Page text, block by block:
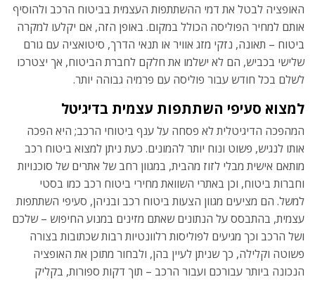
האופציה לבטל את דמי ההשתתפות העצמית בביטוח הרכב ולהוסיף
אותם למחיר הפוליסה הכולל במקום. באופן הזה, אם יקלעו למקרה
ביטוח – תאונה, נזקי מזג אוויר או תנאי הדרך, סיטואציה עם גורם
שלישי בכביש, הם לא ישלמו את חלקם לחברת הביטוח, אך יצטרכו
לשלם בכל חודש עבור פוליסה עם פרמיה גבוהה יותר.
למצוא סעיפי השתתפות עצמית בדיגיטל
המהפכה הדיגיטלית לא פסחה על ענף ביטוחי הרכב; היא הפכה
אותו לנגיש, פשוט ונוח יותר להמונים. כעת ניתן למצוא ביטוח רכב
מותאם אישית מבלי לזוז מהבית, במגוון רחב של אתרים של סוכנויות
וחברות ביטוח, וכן באתרי השוואת מחירי ביטוח רכב כמו בסטי
למשל. הם מציעים מגוון הצעות ביטוח רכב ובניהן, סעיפי השתתפות
עצמית, בהתבסס על הנתונים שאתם מזינים במנוע החיפוש – שלכם
ושל הרכב וכך מגיעים לפוליסות רלוונטיות רבות שכתובות בצורה
פשוטה וקלילה, כך שניתן לעיין בהן, ולבחור מתוכן את האופציה
הנכונה ביותר עבורכם ועבור הרכב – תוך דקות ספורות, בקליק